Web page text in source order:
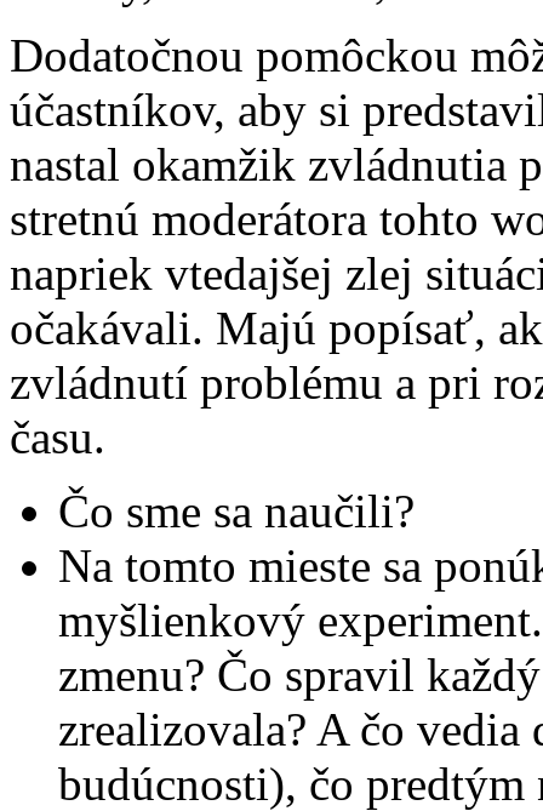
Dodatočnou pomôckou
účastníkov, aby si
nastal okamžik zvládnutia
stretnú moderátora tohto
napriek vtedajšej zlej
očakávali. Majú popísať,
zvládnutí problému a pri
času.
Čo sme sa naučili?
Na tomto mieste sa
myšlienkový
zmenu? Čo spravil
zrealizovala? A čo
budúcnosti), čo predtým